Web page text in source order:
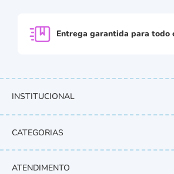
Entrega garantida para todo
INSTITUCIONAL
CATEGORIAS
ATENDIMENTO